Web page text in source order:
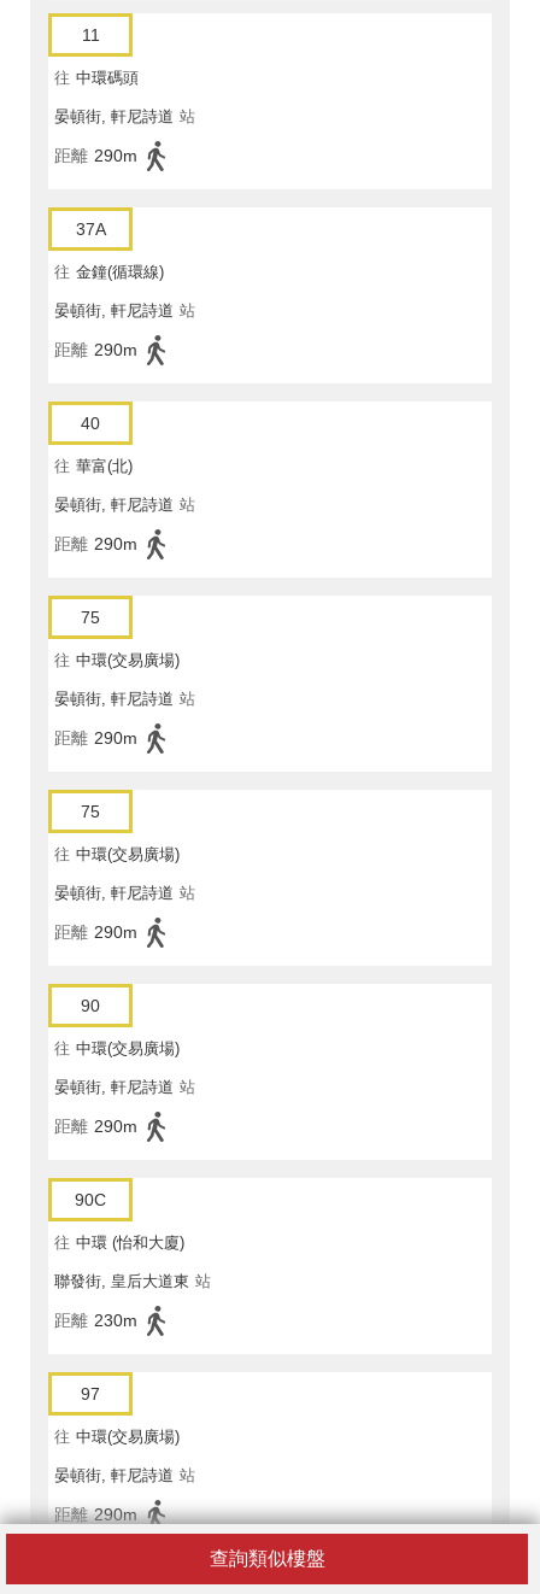
查詢類似樓盤
11
往 中環碼頭
晏頓街, 軒尼詩道 站
距離 290m
37A
往 金鐘(循環線)
晏頓街, 軒尼詩道 站
距離 290m
40
往 華富(北)
晏頓街, 軒尼詩道 站
距離 290m
75
往 中環(交易廣場)
晏頓街, 軒尼詩道 站
距離 290m
75
往 中環(交易廣場)
晏頓街, 軒尼詩道 站
距離 290m
90
往 中環(交易廣場)
晏頓街, 軒尼詩道 站
距離 290m
90C
往 中環 (怡和大廈)
聯發街, 皇后大道東 站
距離 230m
97
往 中環(交易廣場)
晏頓街, 軒尼詩道 站
距離 290m
930